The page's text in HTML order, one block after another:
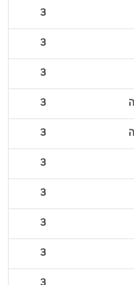
3
3
3
3
3
3
3
3
3